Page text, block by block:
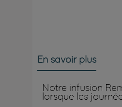
En savoir plus
Notre infusion
lorsque les